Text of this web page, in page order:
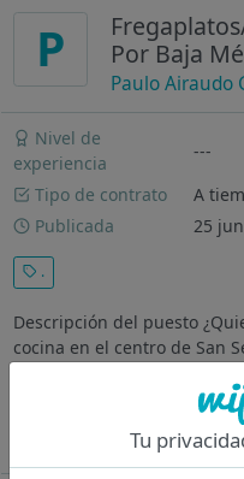
P
Por Baja
Paulo Airaudo
Nivel de
experiencia
---
Tipo de contrato
A
Publicada
25
.
Descripción del puesto
cocina en el centro de San
Fregaplatos / Marmiton
médica en uno de
Tu